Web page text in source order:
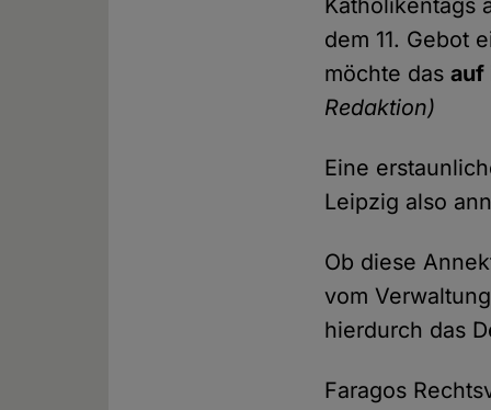
Katholikentags
dem 11. Gebot
möchte dasauf
Redaktion)
Eine
Leipzig also
Ob diese
vom
hierdurch das
Faragos